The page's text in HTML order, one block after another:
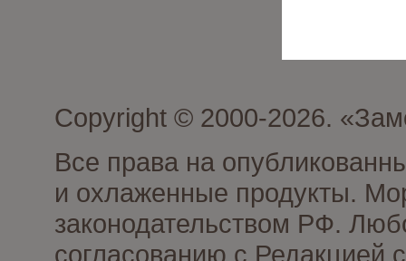
Copyright © 2000-2026.
Все права на
и охлаженные продукты.
законодательством РФ.
согласованию с Редакцией